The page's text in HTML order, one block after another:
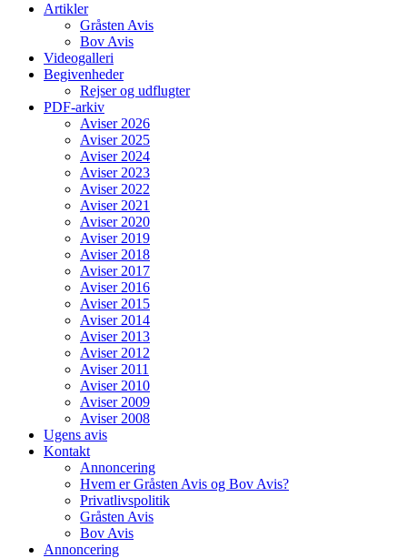
Artikler
Gråsten Avis
Bov Avis
Videogalleri
Begivenheder
Rejser og udflugter
PDF-arkiv
Aviser 2026
Aviser 2025
Aviser 2024
Aviser 2023
Aviser 2022
Aviser 2021
Aviser 2020
Aviser 2019
Aviser 2018
Aviser 2017
Aviser 2016
Aviser 2015
Aviser 2014
Aviser 2013
Aviser 2012
Aviser 2011
Aviser 2010
Aviser 2009
Aviser 2008
Ugens avis
Kontakt
Annoncering
Hvem er Gråsten Avis og Bov Avis?
Privatlivspolitik
Gråsten Avis
Bov Avis
Annoncering